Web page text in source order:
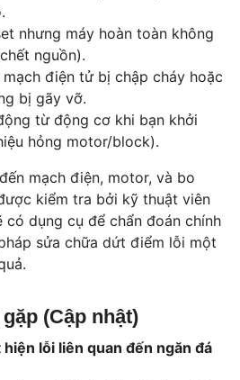
nhưng máy hoàn toàn không
nguồn).
điện tử bị chập cháy hoặc
bị gãy vỡ.
từ động cơ khi bạn khởi
hỏng motor/block).
mạch điện, motor, và bo
kiểm tra bởi kỹ thuật viên
có dụng cụ để chẩn đoán chính
sửa chữa dứt điểm lỗi một
(Cập nhật)
hiện lỗi liên quan đến ngăn đá